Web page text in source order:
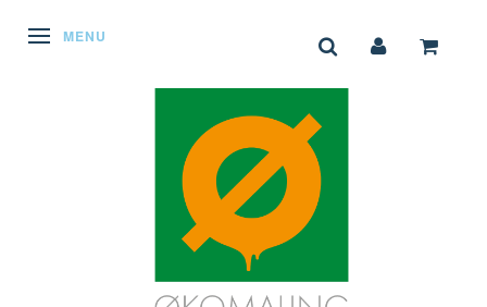
SKIFTE NAVIGATION
MENU